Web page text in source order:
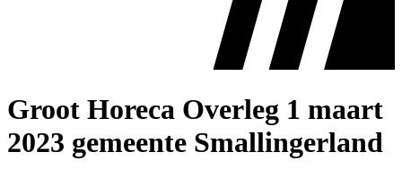
Groot Horeca Overleg 1 maart
2023 gemeente Smallingerland